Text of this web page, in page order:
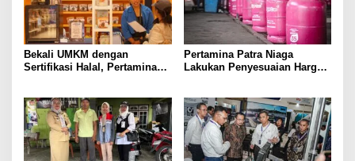
Bekali UMKM dengan
Sertifikasi Halal, Pertamina
Pertamina Patra Niaga
Lakukan Penyesuaian Harga